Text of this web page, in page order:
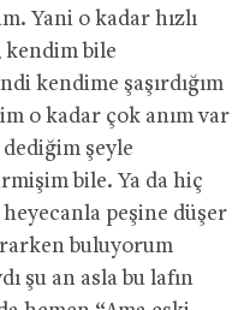
Yani o kadar hızlı
kendim bile
kendime şaşırdığım
o kadar çok anım var
şeyle
bile. Ya da hiç
peşine düşer
buluyorum
şu an asla bu lafın